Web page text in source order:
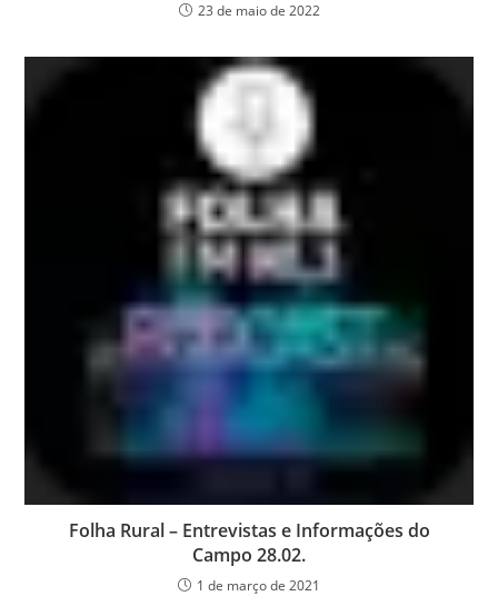
23 de maio de 2022
Folha Rural – Entrevistas e Informações do
Campo 28.02.
1 de março de 2021